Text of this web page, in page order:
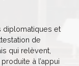
diplomatiques et
de
qui relèvent,
à l’appui